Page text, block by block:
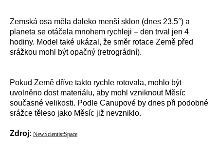
Zemská osa měla daleko menší sklon (dnes 23,5°) a
planeta se otáčela mnohem rychleji – den trval jen 4
hodiny. Model také ukázal, že směr rotace Země před
srážkou mohl být opačný (retrográdní).
Pokud Země dříve takto rychle rotovala, mohlo být
uvolněno dost materiálu, aby mohl vzniknout Měsíc
současné velikosti. Podle Canupové by dnes při podobné
srážce těleso jako Měsíc již nevzniklo.
Zdroj: NewScientistSpace